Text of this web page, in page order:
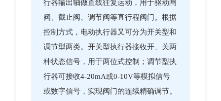
行器输出轴做直线往复运动，用于驱动闸
阀、截止阀、调节阀等直行程阀门。根据
控制方式，电动执行器又可分为开关型和
调节型两类。开关型执行器接收开、关两
种状态信号，用于两位式控制；调节型执
行器可接收4-20mA或0-10V等模拟信号
或数字信号，实现阀门的连续精确调节。